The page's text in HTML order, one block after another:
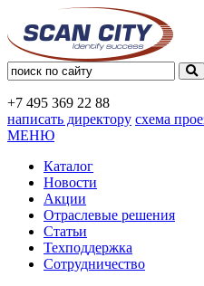
+7 495 369 22 88
написать директору схема
МЕНЮ
Каталог
Новости
Акции
Отраслевые решения
Статьи
Техподдержка
Сотрудничество